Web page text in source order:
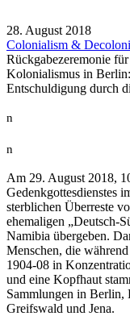
28. August 2018
Colonialism &
Rückgabezeremonie
Kolonialismus in
Entschuldigung durch
n
n
Am 29. August 2018,
Gedenkgottesdienstes
sterblichen Überreste
ehemaligen „Deutsch-
Namibia übergeben.
Menschen, die
1904-08 in
und eine Kopfhaut
Sammlungen in Berlin,
Greifswald und Jena.